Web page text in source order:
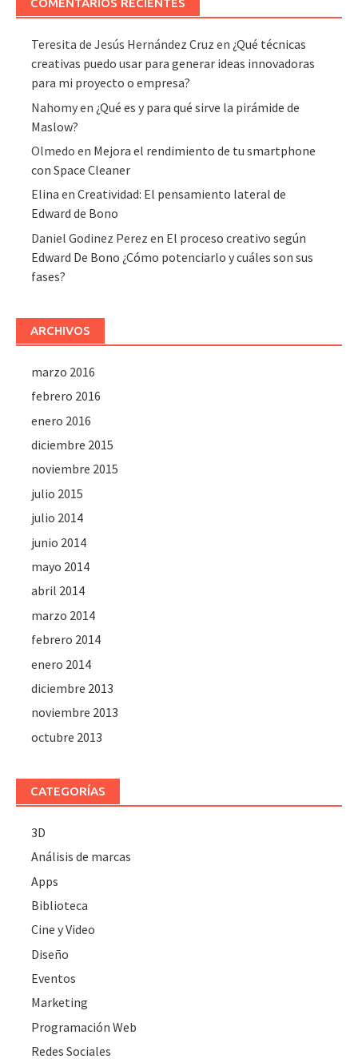
COMENTARIOS RECIENTES
Teresita de Jesús Hernández Cruz en ¿Qué técnicas
creativas puedo usar para generar ideas innovadoras
para mi proyecto o empresa?
Nahomyen ¿Qué es y para qué sirve la pirámide de
Maslow?
Olmedo en Mejora el rendimiento de tu smartphone
con Space Cleaner
Elina enCreatividad: El pensamiento lateral de
Edward de Bono
Daniel Godinez Perez en El proceso creativo según
Edward De Bono ¿Cómo potenciarlo y cuáles son sus
fases?
ARCHIVOS
marzo 2016
febrero 2016
enero 2016
diciembre 2015
noviembre 2015
julio 2015
julio 2014
junio 2014
mayo 2014
abril 2014
marzo 2014
febrero 2014
enero 2014
diciembre 2013
noviembre 2013
octubre 2013
CATEGORÍAS
3D
Análisis de marcas
Apps
Biblioteca
Cine y Video
Diseño
Eventos
Marketing
Programación Web
Redes Sociales